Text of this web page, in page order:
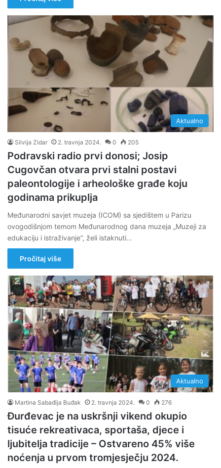
Aktualno
Silvija Zidar 2. travnja 2024. 0 205
Podravski radio prvi donosi; Josip
Cugovčan otvara prvi stalni postavi
paleontologije i arheološke građe koju
godinama prikuplja
Međunarodni savjet muzeja (ICOM) sa sjedištem u Parizu
ovogodišnjom temom Međunarodnog dana muzeja „Muzeji za
edukaciju i istraživanje“, želi istaknuti…
Pročitaj više
Aktualno
Martina Sabađija Buđak 2. travnja 2024. 0 276
Đurđevac je na uskršnji vikend okupio
tisuće rekreativaca, sportaša, djece i
ljubitelja tradicije – Ostvareno 45% više
noćenja u prvom tromjesječju 2024.